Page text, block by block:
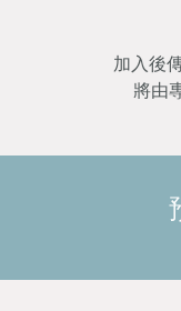
加入後
將由